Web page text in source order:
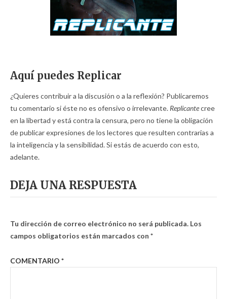
Aquí puedes Replicar
¿Quieres contribuir a la discusión o a la reflexión? Publicaremos
tu comentario si éste no es ofensivo o irrelevante. Replicantecree
en la libertad y está contra la censura, pero no tiene la obligación
de publicar expresiones de los lectores que resulten contrarias a
la inteligencia y la sensibilidad. Si estás de acuerdo con esto,
adelante.
DEJA UNA RESPUESTA
Tu dirección de correo electrónico no será publicada. Los
campos obligatorios están marcados con *
COMENTARIO *